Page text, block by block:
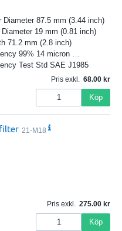
Diameter 87.5 mm (3.44 inch)
Diameter 19 mm (0.81 inch)
71.2 mm (2.8 inch)
99% 14 micron
Test Std SAE J1985
Pris exkl. 68.00
Köp
21-M18
Pris exkl. 275.00
Köp